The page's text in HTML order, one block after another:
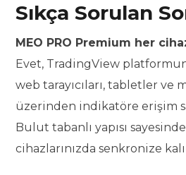
Sıkça Sorulan
MEO PRO Premium her
Evet, TradingView
web tarayıcıları, tabletler ve
üzerinden indikatöre erişim
Bulut tabanlı yapısı
cihazlarınızda senkronize